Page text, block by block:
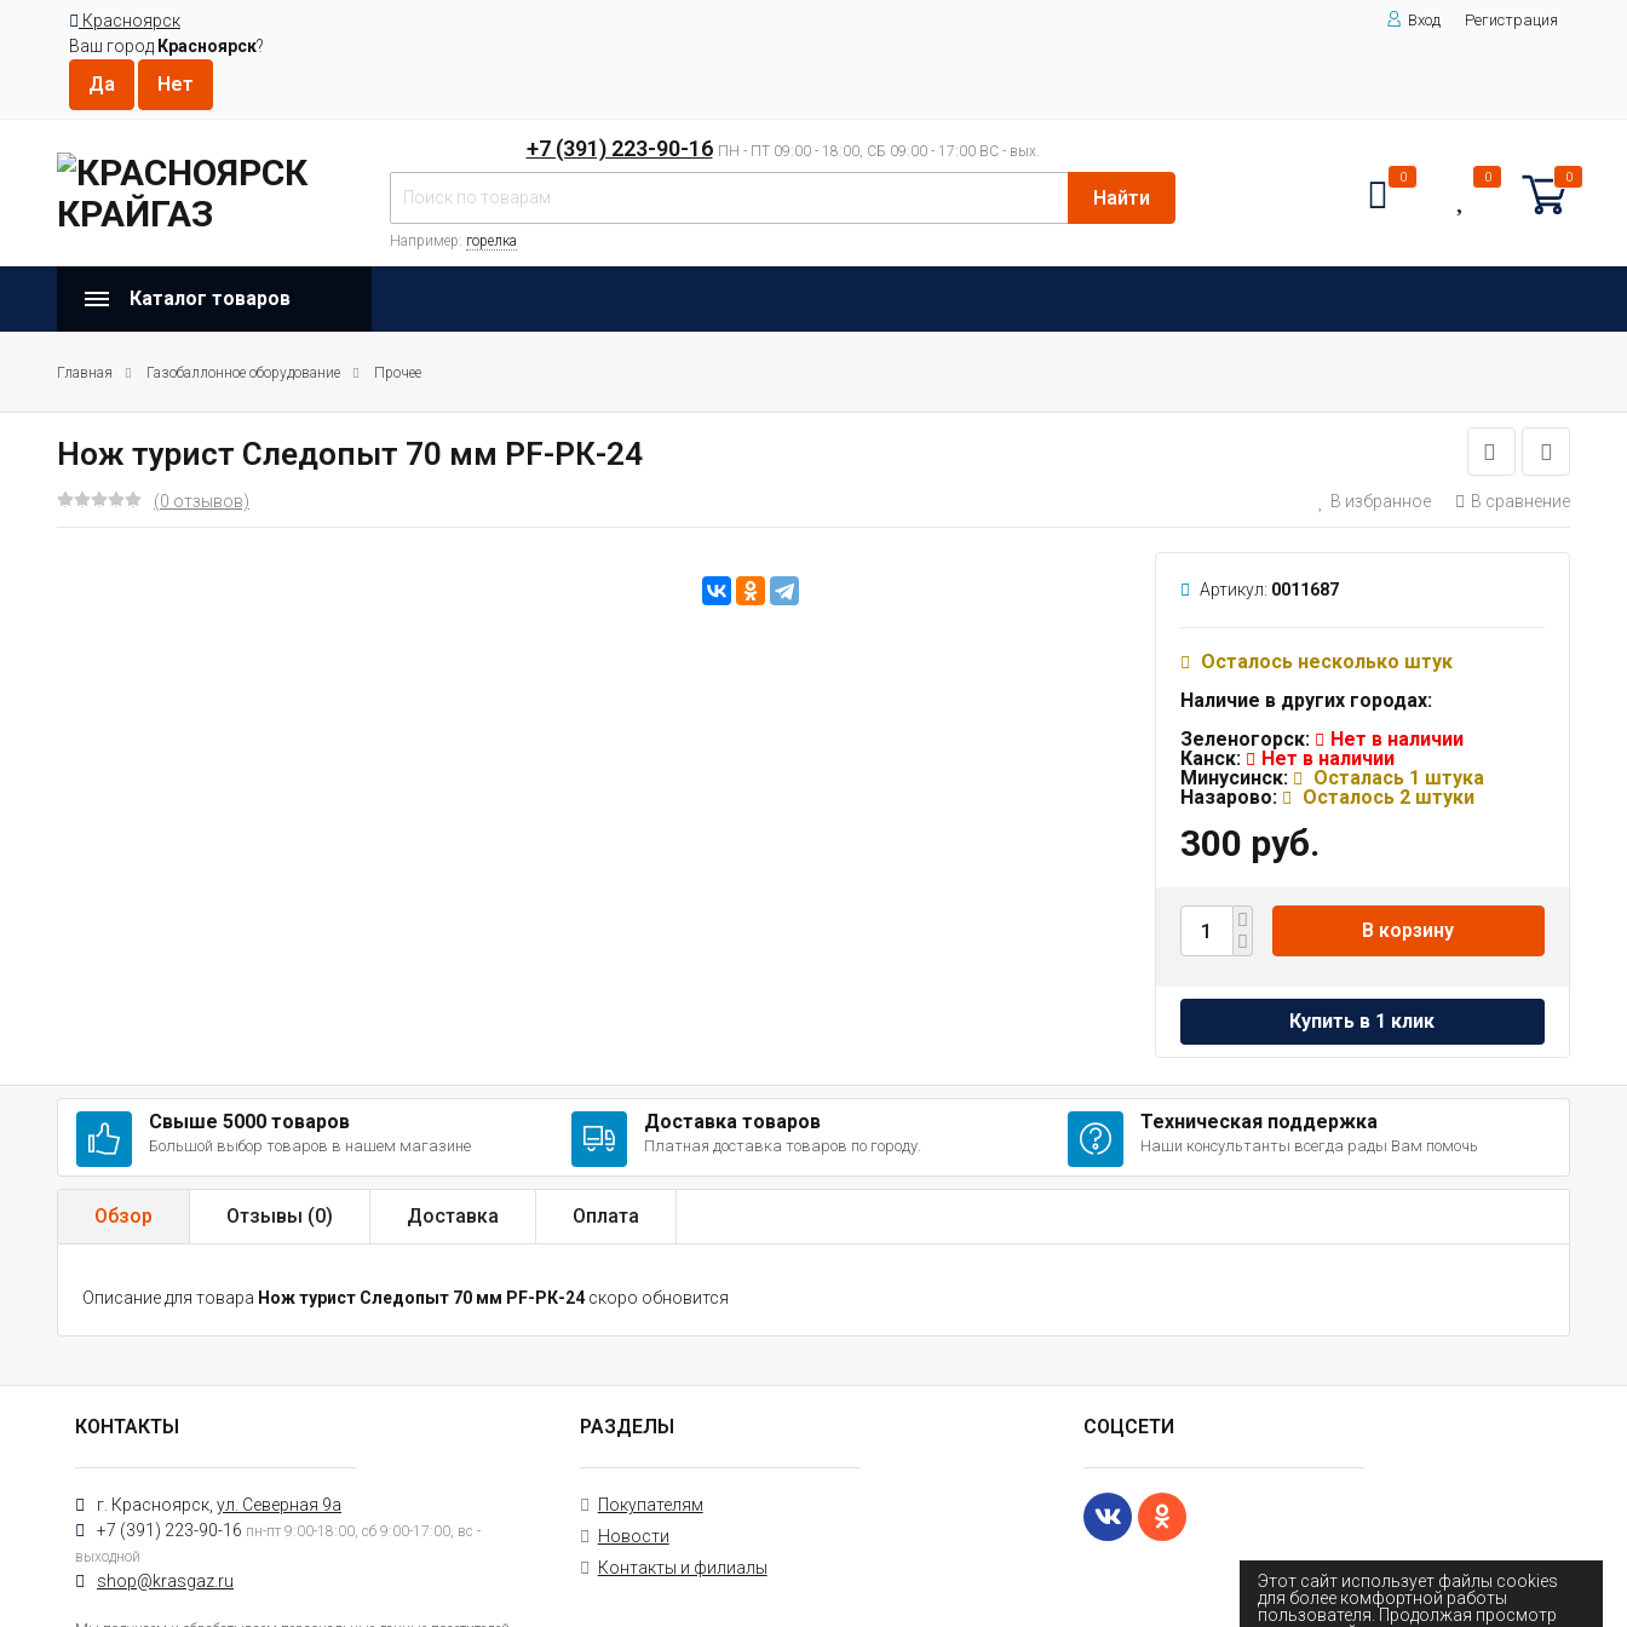
Этот сайт использует файлы cookies
для более комфортной работы
пользователя. Продолжая просмотр
Красноярск
Ваш город Красноярск?
Вход Регистрация
+7 (391) 223-90-16 ПН - ПТ 09:00 - 18:00, СБ 09:00 - 17:00 ВС - вых.
Найти
Например: горелка
0 0 0
Каталог товаров
Главная Газобаллонное оборудование Прочее
Нож турист Следопыт 70 мм PF-РК-24
(0 отзывов) В избранное В сравнение
Артикул: 0011687
Осталось несколько штук
Наличие в других городах:
Зеленогорск:
Нет в наличии
Канск:
Нет в наличии
Минусинск:
Осталась 1 штука
Назарово:
Осталось 2 штуки
300 руб.
В корзину
Свыше 5000 товаров
Большой выбор товаров в нашем магазине
Доставка товаров
Платная доставка товаров по городу.
Техническая поддержка
Наши консультанты всегда рады Вам помочь
Обзор Отзывы (0) Доставка Оплата
Описание для товара Нож турист Следопыт 70 мм PF-РК-24 скоро обновится
КОНТАКТЫ
г. Красноярск, ул. Северная 9а
+7 (391) 223-90-16 пн-пт 9:00-18:00, сб 9:00-17:00, вс -
выходной
shop@krasgaz.ru
РАЗДЕЛЫ
Покупателям
Новости
Контакты и филиалы
СОЦСЕТИ